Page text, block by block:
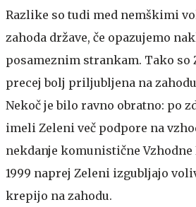
Razlike so tudi med nemškimi
zahoda države, če opazujemo
posameznim strankam. Tako so
precej bolj priljubljena na
Nekoč je bilo ravno obratno: po
imeli Zeleni več podpore na
nekdanje komunistične Vzhodne
1999 naprej Zeleni izgubljajo
krepijo na zahodu.